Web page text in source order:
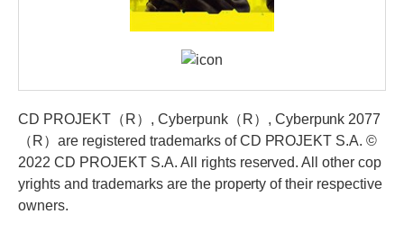
CD PROJEKT（R）, Cyberpunk（R）, Cyberpunk 2077
（R）are registered trademarks of CD PROJEKT S.A. ©
2022 CD PROJEKT S.A. All rights reserved. All other cop
yrights and trademarks are the property of their respective
owners.